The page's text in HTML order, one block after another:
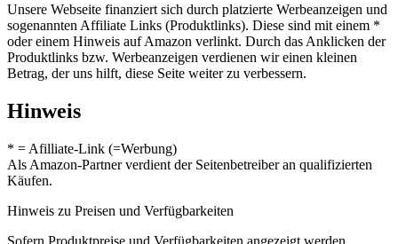
Unsere Webseite finanziert sich durch platzierte Werbeanzeigen und
sogenannten Affiliate Links (Produktlinks). Diese sind mit einem *
oder einem Hinweis auf Amazon verlinkt. Durch das Anklicken der
Produktlinks bzw. Werbeanzeigen verdienen wir einen kleinen
Betrag, der uns hilft, diese Seite weiter zu verbessern.
Hinweis
* = Afilliate-Link (=Werbung)
Als Amazon-Partner verdient der Seitenbetreiber an qualifizierten
Käufen.
Hinweis zu Preisen und Verfügbarkeiten
Sofern Produktpreise und Verfügbarkeiten angezeigt werden,